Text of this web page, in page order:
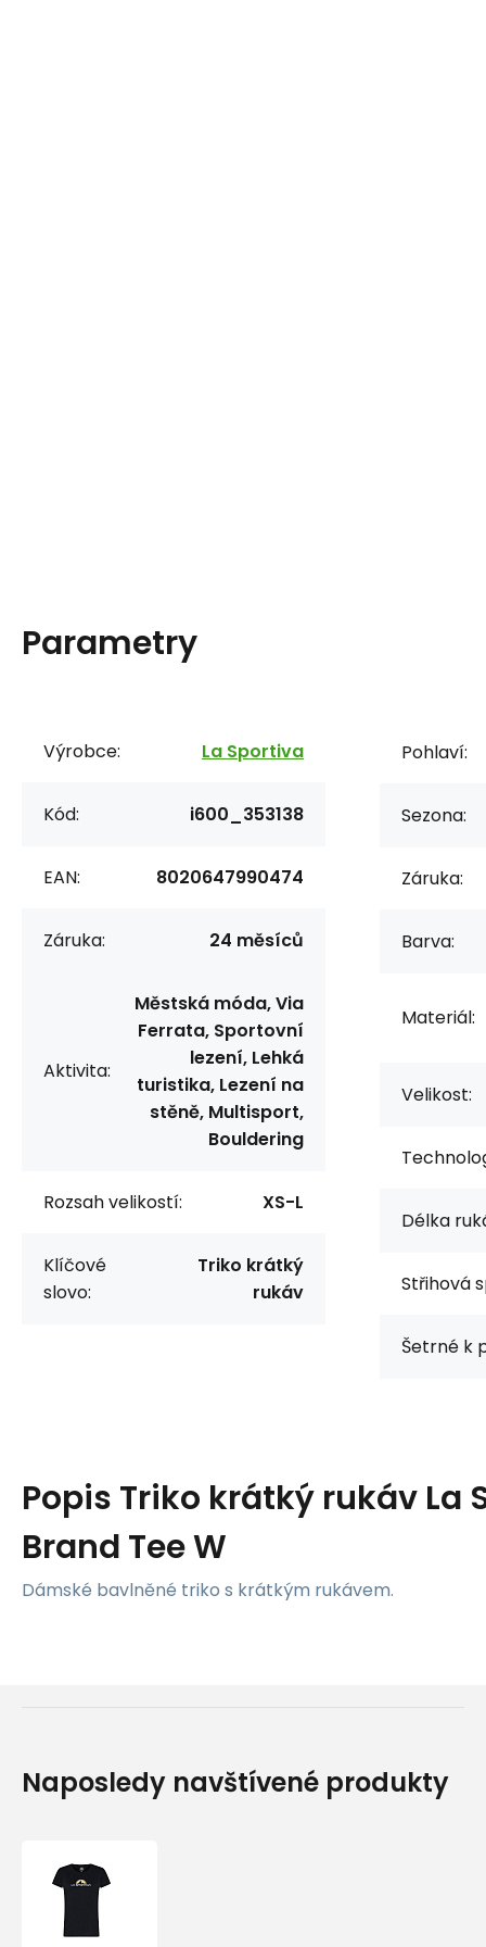
Parametry
Výrobce: La Sportiva
Kód: i600_353138
EAN: 8020647990474
Záruka: 24 měsíců
Aktivita:
Městská móda, Via
Ferrata, Sportovní
lezení, Lehká
turistika, Lezení na
stěně, Multisport,
Bouldering
Rozsah velikostí: XS-L
Klíčové
slovo:
Triko krátký
rukáv
Pohlaví:
Sezona:
Záruka:
Barva:
Materiál:
Velikost:
Délka
Střihová
Šetrné k
Popis Triko krátký rukáv La
Brand Tee W
Dámské bavlněné triko s krátkým rukávem.
Naposledy navštívené produkty